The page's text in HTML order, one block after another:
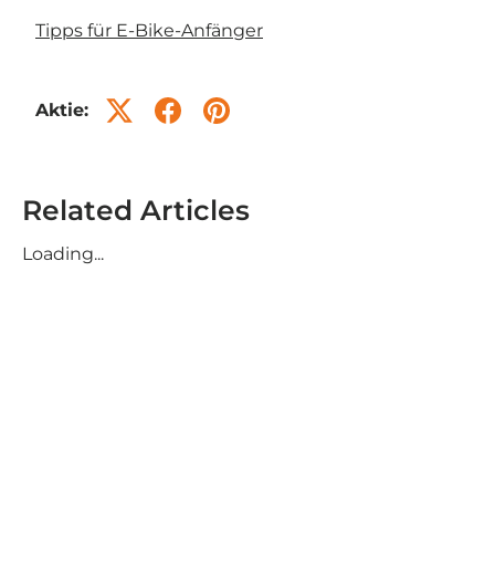
Tipps für E-Bike-Anfänger
Aktie:
Related Articles
Loading...